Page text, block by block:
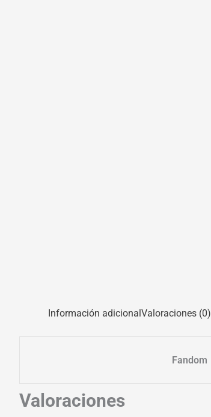
Información adicionalValoraciones (0)
Fandom
Valoraciones